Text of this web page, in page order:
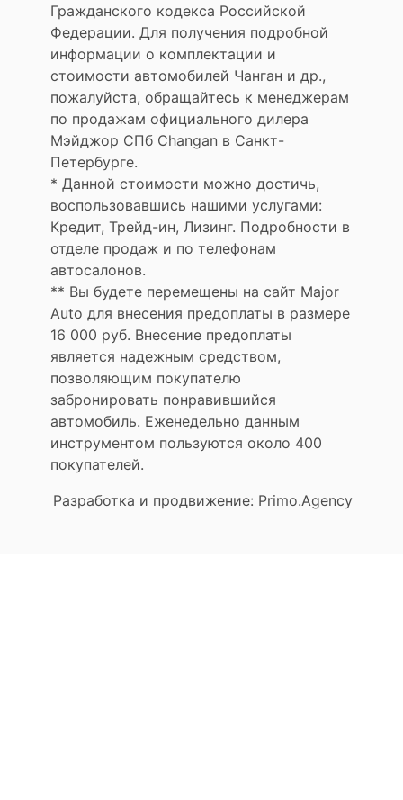
Гражданского кодекса Российской
Федерации. Для получения подробной
информации о комплектации и
стоимости автомобилей Чанган и др.,
пожалуйста, обращайтесь к менеджерам
по продажам официального дилера
Мэйджор СПб Changan в Санкт-
Петербурге.
* Данной стоимости можно достичь,
воспользовавшись нашими услугами:
Кредит, Трейд-ин, Лизинг. Подробности в
отделе продаж и по телефонам
автосалонов.
** Вы будете перемещены на сайт Major
Auto для внесения предоплаты в размере
16 000 руб. Внесение предоплаты
является надежным средством,
позволяющим покупателю
забронировать понравившийся
автомобиль. Еженедельно данным
инструментом пользуются около 400
покупателей.
Разработка и продвижение: Primo.Agency